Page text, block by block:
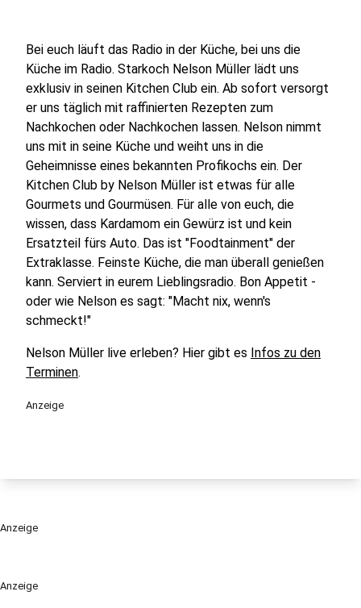
Anzeige
Bei euch läuft das Radio in der Küche, bei uns die
Küche im Radio. Starkoch Nelson Müller lädt uns
exklusiv in seinen Kitchen Club ein. Ab sofort versorgt
er uns täglich mit raffinierten Rezepten zum
Nachkochen oder Nachkochen lassen. Nelson nimmt
uns mit in seine Küche und weiht uns in die
Geheimnisse eines bekannten Profikochs ein. Der
Kitchen Club by Nelson Müller ist etwas für alle
Gourmets und Gourmüsen. Für alle von euch, die
wissen, dass Kardamom ein Gewürz ist und kein
Ersatzteil fürs Auto. Das ist "Foodtainment" der
Extraklasse. Feinste Küche, die man überall genießen
kann. Serviert in eurem Lieblingsradio. Bon Appetit -
oder wie Nelson es sagt: "Macht nix, wenn's
schmeckt!"
Nelson Müller live erleben? Hier gibt es Infos zu den
Terminen.
Anzeige
Anzeige